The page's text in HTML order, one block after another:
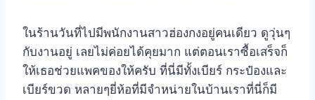
ในร้านวันที่ไปมีพนักงานสาวฮ่องกงอยู่คนเดียว ดูวุ่นๆ
กับงานอยู่ เลยไม่ค่อยได้คุยมาก แต่ตอนเราซื้อเสร็จก็
ให้เธอช่วยแพคของให้ครับ ที่นี่มีทั้งเบียร์ กระป๋องและ
เบียร์ขวด หลายๆยี่ห้อที่มีจำหน่ายในบ้านเราที่นี่ก็มี